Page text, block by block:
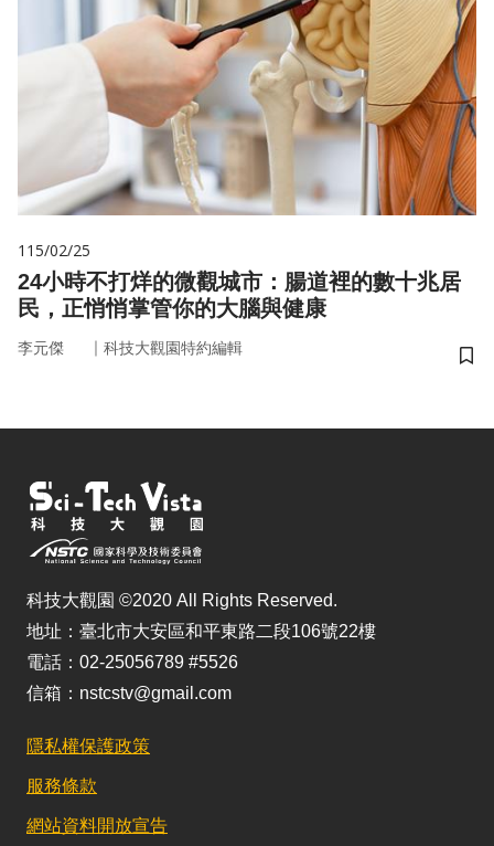
115/02/25
24小時不打烊的微觀城市：腸道裡的數十兆居
民，正悄悄掌管你的大腦與健康
李元傑 ｜ 科技大觀園特約編輯
儲
科技大觀園 ©2020 All Rights Reserved.
地址：臺北市大安區和平東路二段106號22樓
電話：02-25056789 #5526
信箱：nstcstv@gmail.com
隱私權保護政策
服務條款
網站資料開放宣告